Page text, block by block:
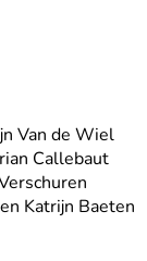
Van de Wiel
Callebaut
Katrijn Baeten